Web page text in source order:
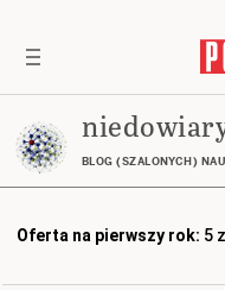
BLOG (SZALONYCH)
Oferta na pierwszy rok: 5